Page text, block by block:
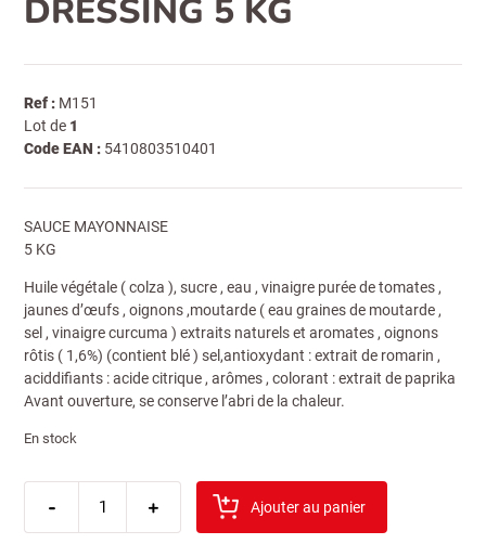
DRESSING 5 KG
Ref : M151
Lot de 1
Code EAN : 5410803510401
SAUCE MAYONNAISE
5 KG
Huile végétale ( colza ), sucre , eau , vinaigre purée de tomates ,
jaunes d’œufs , oignons ,moutarde ( eau graines de moutarde ,
sel , vinaigre curcuma ) extraits naturels et aromates , oignons
rôtis ( 1,6%) (contient blé ) sel,antioxydant : extrait de romarin ,
aciddifiants : acide citrique , arômes , colorant : extrait de paprika
Avant ouverture, se conserve l’abri de la chaleur.
En stock
-
quantité
colona
mayonnaise
+ Ajouter au panier